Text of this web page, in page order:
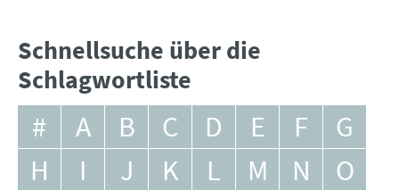
Schnellsuche über die
Schlagwortliste
# A B C D E F
G
H
I J K L M N
O